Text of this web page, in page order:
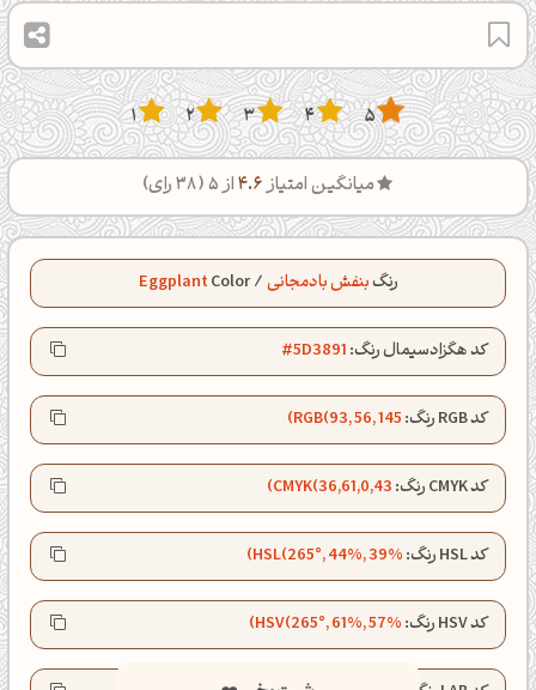
5
4
3
2
1
میانگین امتیاز4.6از 5 ( 38رای)
رنگبنفش بادمجانی/
Color
Eggplant
کد هگزادسیمال رنگ:#5D3891
کد RGB رنگ: RGB(93, 56, 145)
کد CMYK رنگ: CMYK(36,61,0,43)
کد HSL رنگ: HSL(265°, 44%, 39%)
کد HSV رنگ: HSV(265°, 61%, 57%)
شبت بخیر❤️